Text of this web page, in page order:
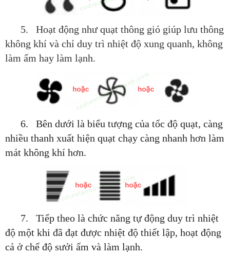
5. Hoạt động như quạt thông gió giúp lưu thông
không khí và chỉ duy trì nhiệt độ xung quanh, không
làm ấm hay làm lạnh.
6. Bên dưới là biểu tượng của tốc độ quạt, càng
nhiều thanh xuất hiện quạt chạy càng nhanh hơn làm
mát không khí hơn.
7. Tiếp theo là chức năng tự động duy trì nhiệt
độ một khi đã đạt được nhiệt độ thiết lập, hoạt động
cả ở chế độ sưởi ấm và làm lạnh.